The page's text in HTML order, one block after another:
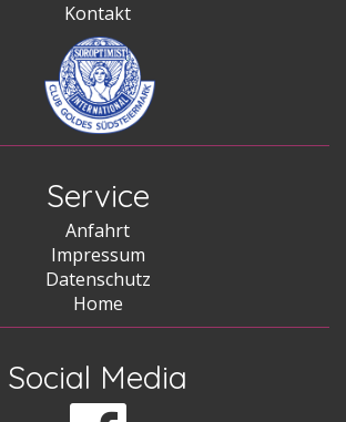
Kontakt
Service
Anfahrt
Impressum
Datenschutz
Home
Social Media